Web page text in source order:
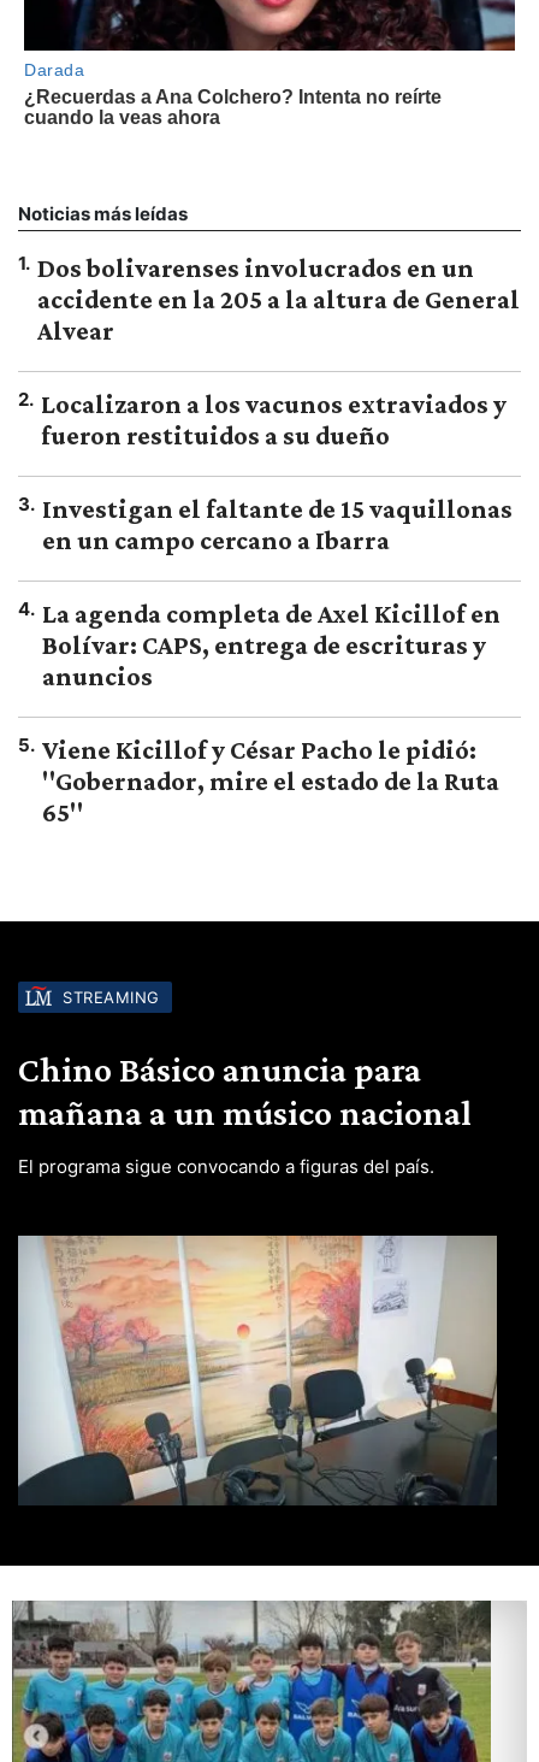
Noticias más leídas
1. Dos bolivarenses involucrados en un
accidente en la 205 a la altura de General
Alvear
2. Localizaron a los vacunos extraviados y
fueron restituidos a su dueño
3. Investigan el faltante de 15 vaquillonas
en un campo cercano a Ibarra
4. La agenda completa de Axel Kicillof en
Bolívar: CAPS, entrega de escrituras y
anuncios
5. Viene Kicillof y César Pacho le pidió:
"Gobernador, mire el estado de la Ruta
65"
STREAMING
Chino Básico anuncia para
mañana a un músico nacional
El programa sigue convocando a figuras del país.